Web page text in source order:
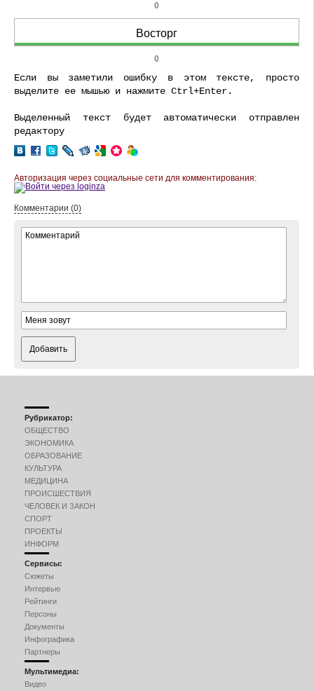
0
Восторг
0
Если вы заметили ошибку в этом тексте, просто
выделите ее мышью и нажмите Ctrl+Enter.
Выделенный текст будет автоматически отправлен
редактору
Авторизация через социальные сети для комментирования:
Комментарии (0)
Добавить
Рубрикатор:
ОБЩЕСТВО
ЭКОНОМИКА
ОБРАЗОВАНИЕ
КУЛЬТУРА
МЕДИЦИНА
ПРОИСШЕСТВИЯ
ЧЕЛОВЕК И ЗАКОН
СПОРТ
ПРОЕКТЫ
ИНФОРМ
Сервисы:
Сюжеты
Интервью
Рейтинги
Персоны
Документы
Инфографика
Партнеры
Мультимедиа:
Видео